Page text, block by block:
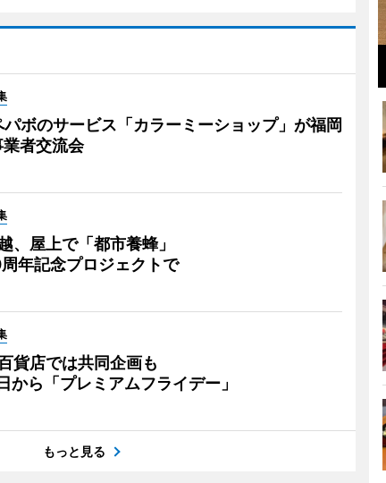
ボのサービス「カラーミーショップ」が福岡
者交流会
、屋上で「都市養蜂」
年記念プロジェクトで
貨店では共同企画も
から「プレミアムフライデー」
もっと見る